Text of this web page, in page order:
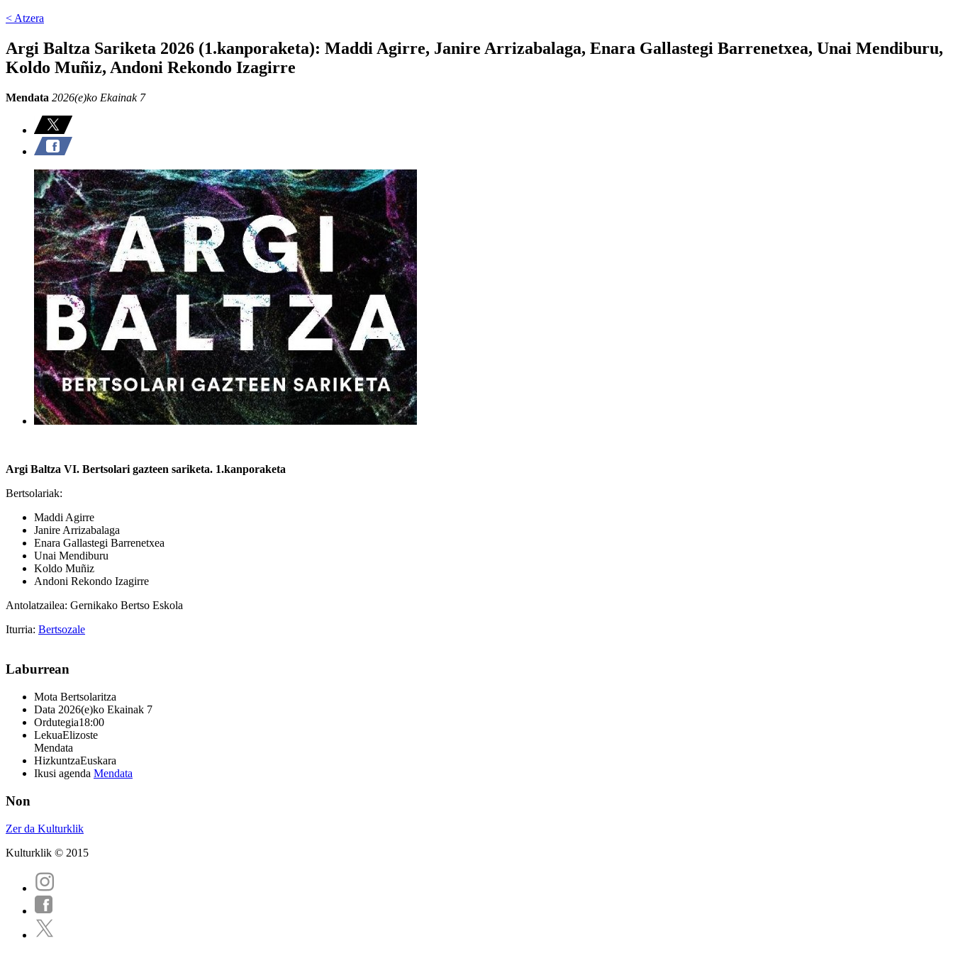
< Atzera
Argi Baltza Sariketa 2026 (1.kanporaketa): Maddi Agirre, Janire Arrizabalaga, Enara Gallastegi Barrenetxea, Unai Mendiburu,
Koldo Muñiz, Andoni Rekondo Izagirre
Mendata 2026(e)ko Ekainak 7
Argi Baltza VI. Bertsolari gazteen sariketa. 1.kanporaketa
Bertsolariak:
Maddi Agirre
Janire Arrizabalaga
Enara Gallastegi Barrenetxea
Unai Mendiburu
Koldo Muñiz
Andoni Rekondo Izagirre
Antolatzailea: Gernikako Bertso Eskola
Iturria: Bertsozale
Laburrean
Mota Bertsolaritza
Data 2026(e)ko Ekainak 7
Ordutegia18:00
LekuaElizoste
Mendata
HizkuntzaEuskara
Ikusi agenda Mendata
Non
Zer da Kulturklik
Kulturklik © 2015